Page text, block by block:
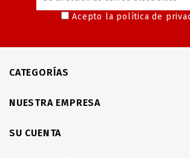
Acepto la política de
CATEGORÍAS
NUESTRA EMPRESA
SU CUENTA